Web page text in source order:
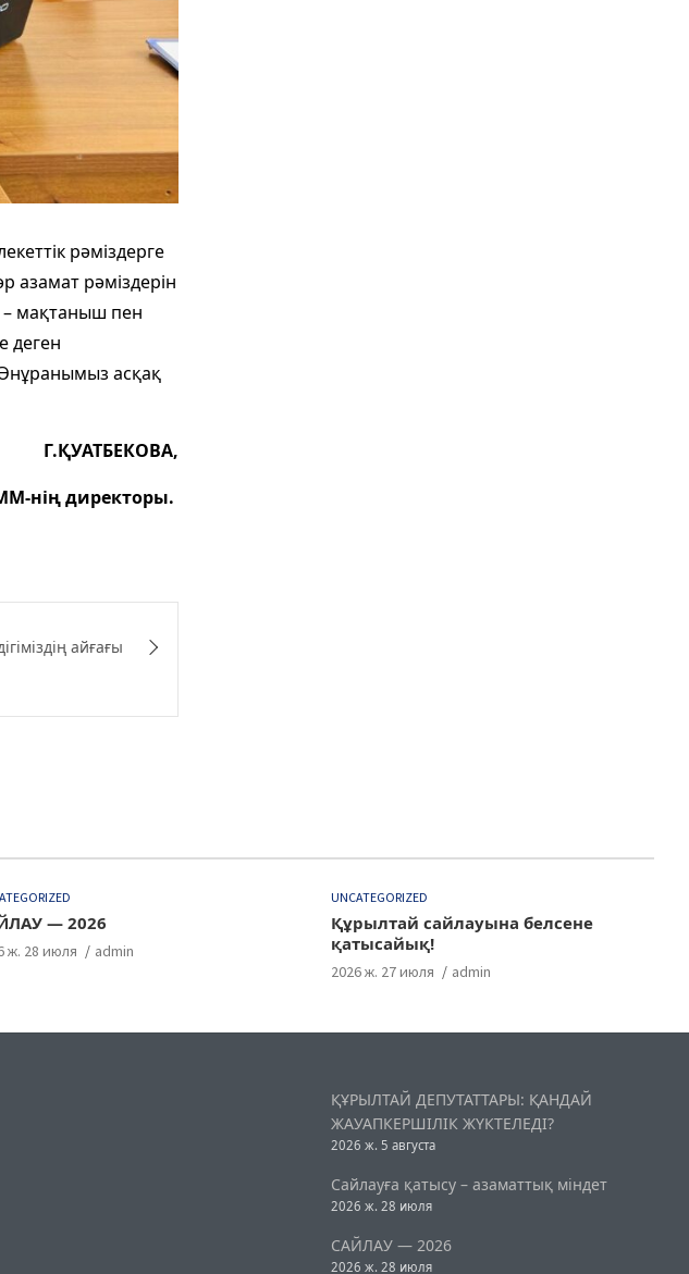
рәміздерге
азамат рәміздерін
– мақтаныш пен
деген
Әнұранымыз асқақ
Г.ҚУАТБЕКОВА,
нің директоры.
айғағы
— 2026
ж. 28 июля admin
UNCATEGORIZED
Құрылтай сайлауына белсене
қатысайық!
2026 ж. 27 июля admin
ҚҰРЫЛТАЙ ДЕПУТАТТАРЫ: ҚАНДАЙ
ЖАУАПКЕРШІЛІК ЖҮКТЕЛЕДІ?
2026 ж. 5 августа
Сайлауға қатысу – азаматтық міндет
2026 ж. 28 июля
САЙЛАУ — 2026
2026 ж. 28 июля